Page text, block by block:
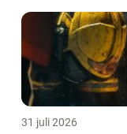
31 juli 2026